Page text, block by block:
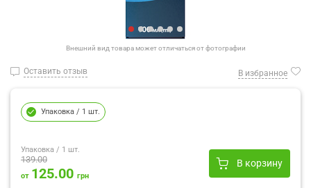
Внешний вид товара может отличаться от фотографии
Оставить отзыв В избранное
Упаковка / 1 шт.
Упаковка / 1 шт.
139.00
от 125.00 грн
В корзину